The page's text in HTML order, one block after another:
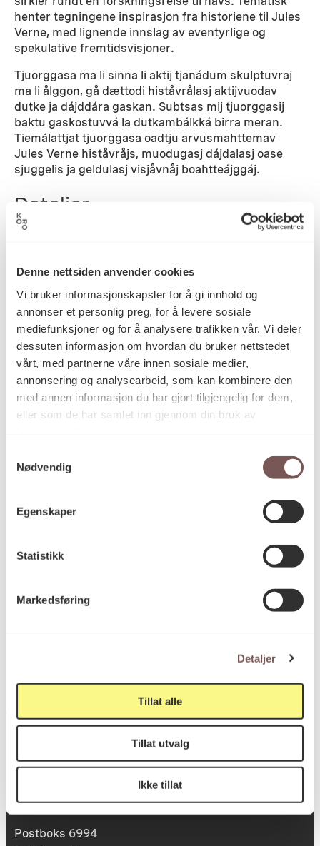
Denne nettsiden anvender cookies
Vi bruker informasjonskapsler for å gi innhold og
annonser et personlig preg, for å levere sosiale
mediefunksjoner og for å analysere trafikken vår. Vi deler
dessuten informasjon om hvordan du bruker nettstedet
vårt, med partnerne våre innen sosiale medier,
annonsering og analysearbeid, som kan kombinere den
med annen informasjon du har gjort tilgjengelig for dem,
eller som de har samlet inn gjennom din bruk av
Nødvendig
Egenskaper
Statistikk
Markedsføring
Detaljer
Tillat alle
Tillat utvalg
Ikke tillat
henter tegningene inspirasjon fra historiene til Jules
Verne, med lignende innslag av eventyrlige og
spekulative fremtidsvisjoner.
Tjuorggasa ma li sinna li aktij tjanádum skulptuvraj
ma li ålggon, gå dættodi histåvrålasj aktijvuodav
dutke ja dájddára gaskan. Subtsas mij tjuorggasij
baktu gaskostuvvá la dutkambálkká birra meran.
Tiemálattjat tjuorggasa oadtju arvusmahttemav
Jules Verne histåvråjs, muodugasj dájdalasj oase
sjuggelis ja geldulasj visjåvnåj boahtteájggáj.
Detaljer
Kunstnere
Siri Hjorth
Sebastian Makonnen Kjølaas
Fargeblyanttegning, Tegning
Mål
Postadresse
Postboks 6994